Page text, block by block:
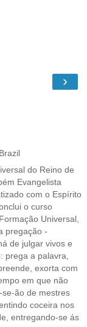
›
do Reino de
Evangelista
com o Espírito
o curso
Universal,
pregação -
de julgar vivos e
prega a palavra,
exorta com
em que não
ão de mestres
coceira nos
entregando-se ás